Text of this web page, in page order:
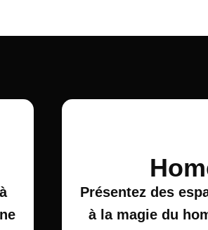
Présentez des
à la magie du